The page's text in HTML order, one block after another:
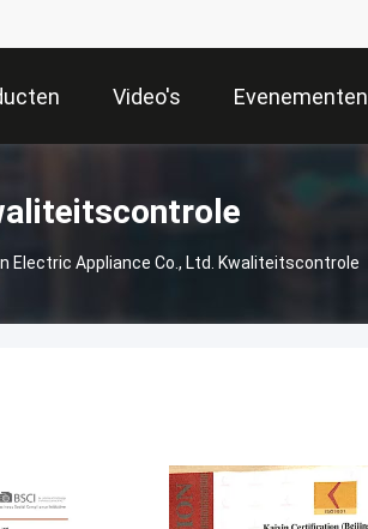
Video's Evenementen
Electric Appliance Co., Ltd. Kwaliteitscontrole